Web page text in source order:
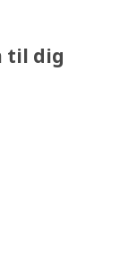
til dig